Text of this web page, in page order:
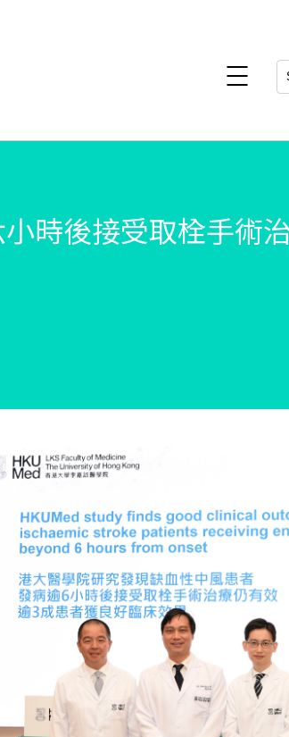
時後接受取栓手術